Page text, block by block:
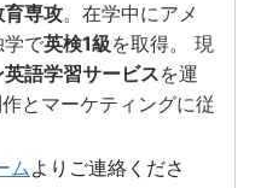
専攻。在学中にアメ
学で英検1級を取得。 現
語学習サービスを運
とマーケティングに従
ムよりご連絡くださ